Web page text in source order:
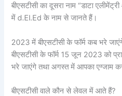
बीएसटीसी का दूसरा नाम “डाटा
में d.El.Ed के नाम से जानते हैं।
2023 में बीएसटीसी के फॉर्म कब भरे
बीएसटीसी के फॉर्म 15 जून 2023 को
भरे जाएंगे तथा अगस्त में आपका एग्जाम
बीएसटीसी वाले कौन से लेवल में आते हैं?